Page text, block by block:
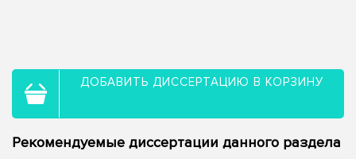
ДОБАВИТЬ ДИССЕРТАЦИЮ В КОРЗИНУ
Рекомендуемые диссертации данного раздела